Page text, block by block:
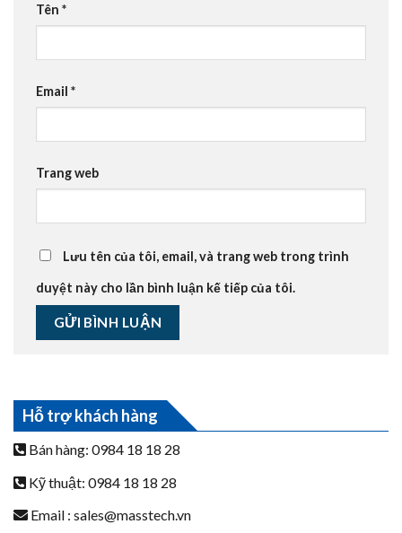
Tên *
Email *
Trang web
Lưu tên của tôi, email, và trang web trong trình
duyệt này cho lần bình luận kế tiếp của tôi.
Hỗ trợ khách hàng
Bán hàng: 0984 18 18 28
Kỹ thuật: 0984 18 18 28
Email : sales@masstech.vn